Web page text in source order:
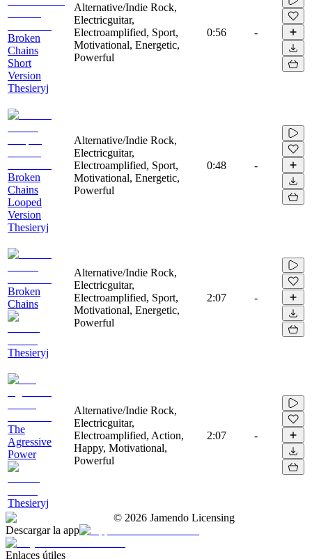
Broken
Chains
Short
Version
Thesieryj
Alternative/Indie Rock,
Electricguitar,
Electroamplified, Sport,
Motivational, Energetic,
Powerful
0:56 -
Broken
Chains
Looped
Version
Thesieryj
Alternative/Indie Rock,
Electricguitar,
Electroamplified, Sport,
Motivational, Energetic,
Powerful
0:48 -
Broken
Chains
Thesieryj
Alternative/Indie Rock,
Electricguitar,
Electroamplified, Sport,
Motivational, Energetic,
Powerful
2:07 -
The
Agressive
Power
Thesieryj
Alternative/Indie Rock,
Electricguitar,
Electroamplified, Action,
Happy, Motivational,
Powerful
2:07 -
© 2026 Jamendo Licensing
Descargar la app
Enlaces útiles